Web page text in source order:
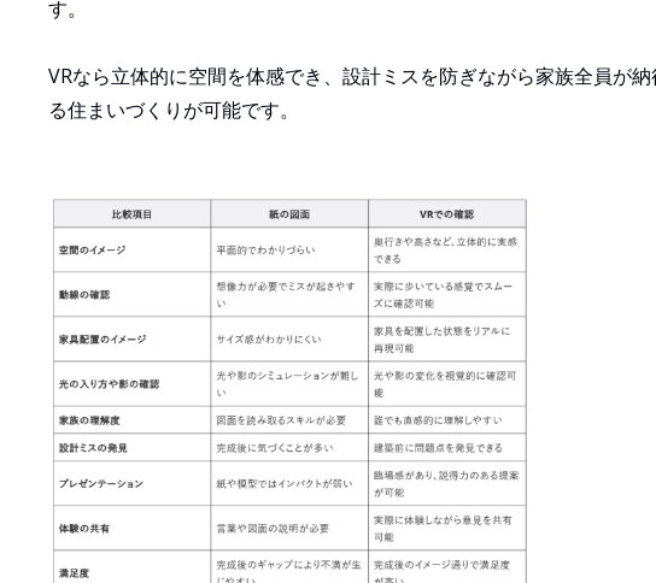
す。
VRなら立体的に空間を体感でき、設計ミスを防ぎながら家族全員が
る住まいづくりが可能です。